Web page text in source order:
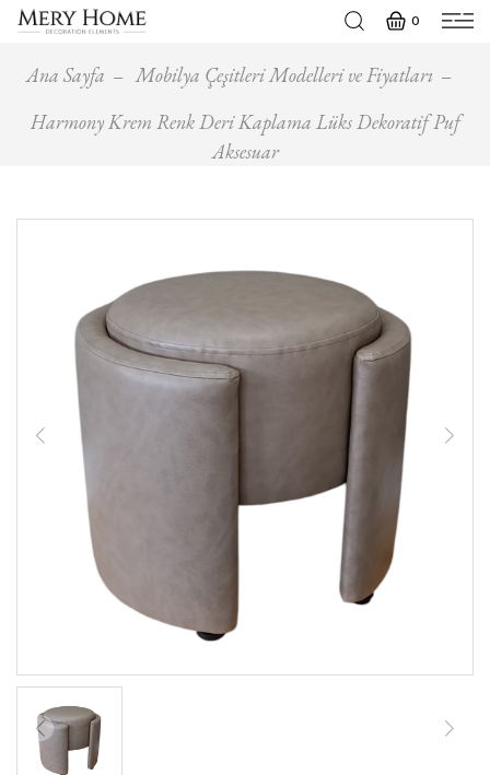
0
Ana Sayfa
Mobilya Çeşitleri Modelleri ve Fiyatları
Harmony Krem Renk Deri Kaplama Lüks Dekoratif Puf
Aksesuar